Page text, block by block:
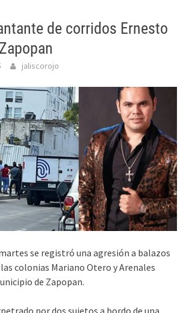
de corridos Ernesto
jaliscorojo
se registró una agresión a balazos
colonias Mariano Otero y Arenales
de Zapopan.
por dos sujetos a bordo de una